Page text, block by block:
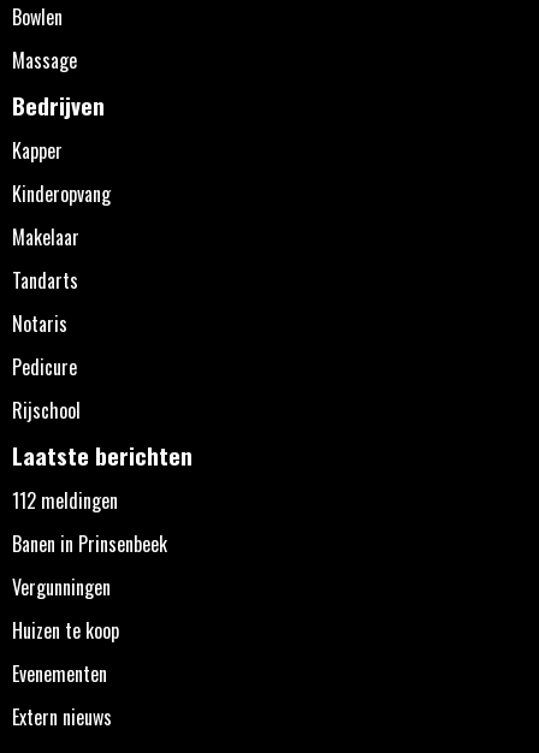
Bowlen
Massage
Bedrijven
Kapper
Kinderopvang
Makelaar
Tandarts
Notaris
Pedicure
Rijschool
Laatste berichten
112 meldingen
Banen in Prinsenbeek
Vergunningen
Huizen te koop
Evenementen
Extern nieuws